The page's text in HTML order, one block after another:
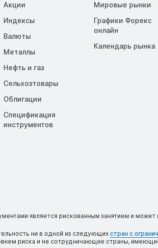
Акции
Индексы
Валюты
Металлы
Нефть и газ
Сельхозтовары
Облигации
Спецификация
инструментов
Мировые рынки
Графики Форекс
онлайн
Календарь рынка
является рискованным занятием и
ни в одной из следующих стран с
риска и не сотрудничающие страны,